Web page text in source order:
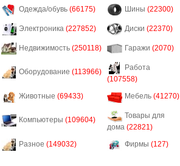
Одежда/обувь (66175) Шины (22300)
Электроника (227852) Диски (22370)
Недвижимость (250118) Гаражи (2070)
Оборудование (113966)
Работа
(107558)
Животные (69433) Мебель (41270)
Компьютеры (109604)
Товары для
дома (22821)
Разное (149032) Фирмы (127)